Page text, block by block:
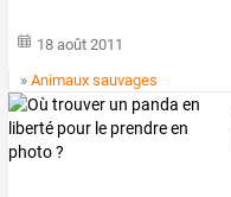
18 août 2011
»Animaux sauvages